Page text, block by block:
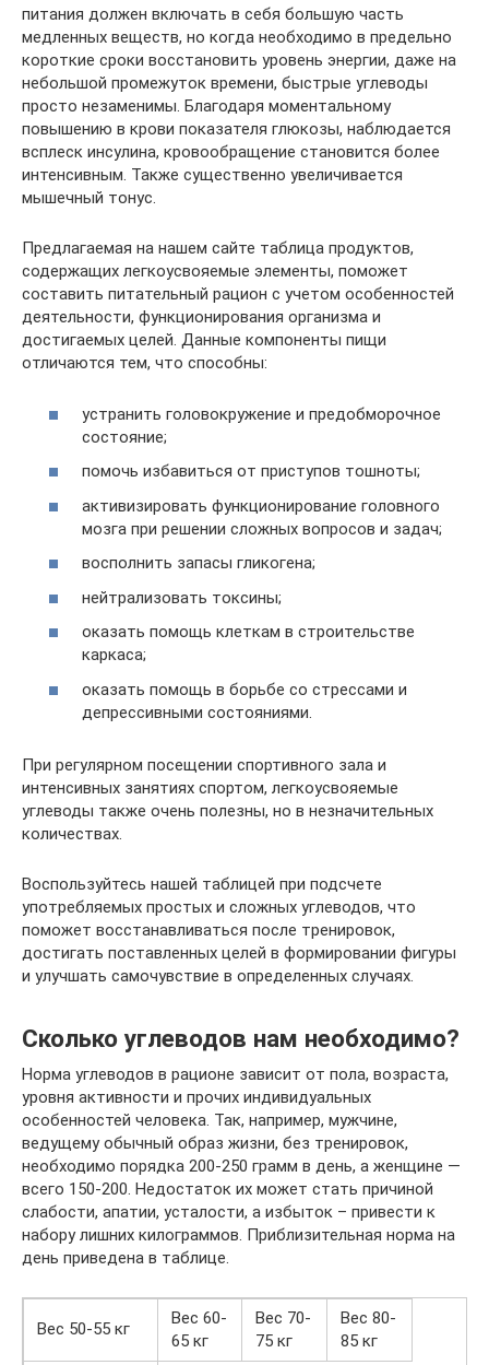
питания должен включать в себя большую часть
медленных веществ, но когда необходимо в предельно
короткие сроки восстановить уровень энергии, даже на
небольшой промежуток времени, быстрые углеводы
просто незаменимы. Благодаря моментальному
повышению в крови показателя глюкозы, наблюдается
всплеск инсулина, кровообращение становится более
интенсивным. Также существенно увеличивается
мышечный тонус.
Предлагаемая на нашем сайте таблица продуктов,
содержащих легкоусвояемые элементы, поможет
составить питательный рацион с учетом особенностей
деятельности, функционирования организма и
достигаемых целей. Данные компоненты пищи
отличаются тем, что способны:
устранить головокружение и предобморочное
состояние;
помочь избавиться от приступов тошноты;
активизировать функционирование головного
мозга при решении сложных вопросов и задач;
восполнить запасы гликогена;
нейтрализовать токсины;
оказать помощь клеткам в строительстве
каркаса;
оказать помощь в борьбе со стрессами и
депрессивными состояниями.
При регулярном посещении спортивного зала и
интенсивных занятиях спортом, легкоусвояемые
углеводы также очень полезны, но в незначительных
количествах.
Воспользуйтесь нашей таблицей при подсчете
употребляемых простых и сложных углеводов, что
поможет восстанавливаться после тренировок,
достигать поставленных целей в формировании фигуры
и улучшать самочувствие в определенных случаях.
Сколько углеводов нам необходимо?
Норма углеводов в рационе зависит от пола, возраста,
уровня активности и прочих индивидуальных
особенностей человека. Так, например, мужчине,
ведущему обычный образ жизни, без тренировок,
необходимо порядка 200-250 грамм в день, а женщине —
всего 150-200. Недостаток их может стать причиной
слабости, апатии, усталости, а избыток – привести к
набору лишних килограммов. Приблизительная норма на
день приведена в таблице.
Вес 50-55 кг
Вес 60-
65 кг
Вес 70-
75 кг
Вес 80-
85 кг